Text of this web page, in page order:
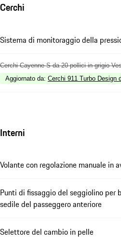
Cerchi
Sistema di monitoraggio della
Cerchi Cayenne S da 20 pollici in grigio
Aggiornato da: Cerchi 911 Turbo Design
Interni
Volante con regolazione manuale in
Punti di fissaggio del seggiolino per
sedile del passeggero anteriore
Selettore del cambio in pelle